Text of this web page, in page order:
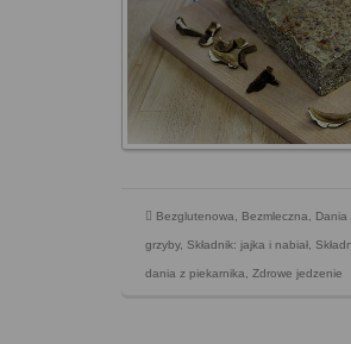
Bezglutenowa, Bezmleczna, Dania
grzyby, Składnik: jajka i nabiał,
dania z piekarnika, Zdrowe jedzenie